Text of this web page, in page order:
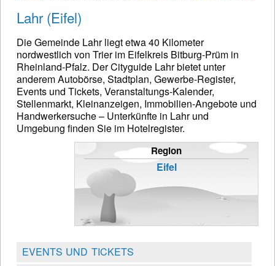
Lahr (Eifel)
Die Gemeinde Lahr liegt etwa 40 Kilometer
nordwestlich von Trier im Eifelkreis Bitburg-Prüm in
Rheinland-Pfalz. Der Cityguide Lahr bietet unter
anderem Autobörse, Stadtplan, Gewerbe-Register,
Events und Tickets, Veranstaltungs-Kalender,
Stellenmarkt, Kleinanzeigen, Immobilien-Angebote und
Handwerkersuche – Unterkünfte in Lahr und
Umgebung finden Sie im Hotelregister.
Region
Eifel
EVENTS UND TICKETS